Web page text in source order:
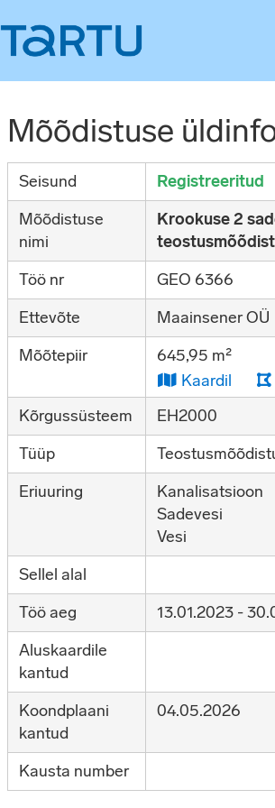
Mõõdistuse
Seisund
Registreeritud
Mõõdistuse
nimi
Krookuse 2
Töö nr
GEO 6366
Ettevõte
Maainsener OÜ
Mõõtepiir
645,95 m²
Kaardil
Kõrgussüsteem
EH2000
Tüüp
Eriuuring
Kanalisatsioon
Sadevesi
Vesi
Sellel alal
Töö aeg
13.01.2023 -
Aluskaardile
kantud
Koondplaani
kantud
04.05.2026
Kausta number